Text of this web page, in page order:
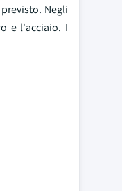
Negli
e l'acciaio. I